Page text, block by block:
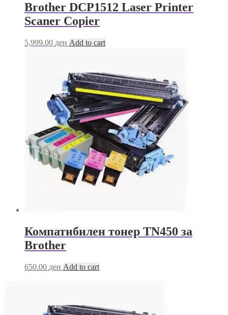
Brother DCP1512 Laser Printer
Scaner Copier
5,999.00 ден Add to cart
Компатибилен тонер TN450 за
Brother
650.00 ден Add to cart